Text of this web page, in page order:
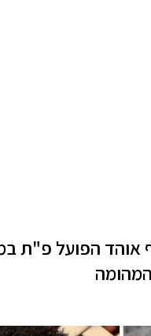
הפועל פ"ת